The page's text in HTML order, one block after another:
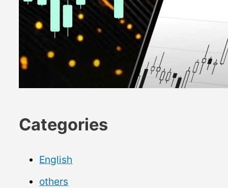
Categories
English
others